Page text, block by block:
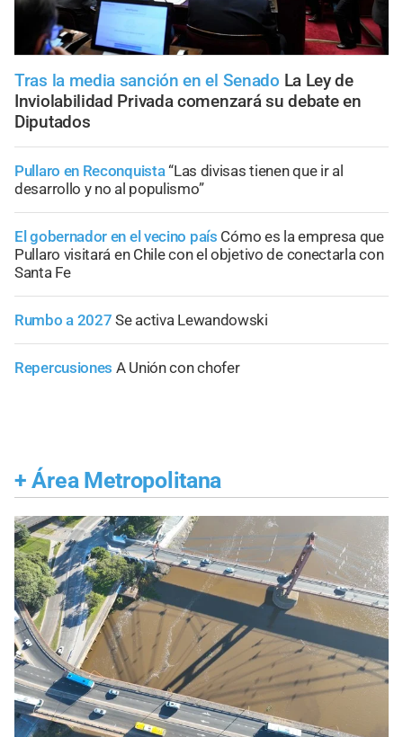
Tras la media sanción en el Senado La Ley de
Inviolabilidad Privada comenzará su debate en
Diputados
Pullaro en Reconquista“Las divisas tienen que ir al
desarrollo y no al populismo”
El gobernador en el vecino país Cómo es la empresa que
Pullaro visitará en Chile con el objetivo de conectarla con
Santa Fe
Rumbo a 2027 Se activa Lewandowski
Repercusiones A Unión con chofer
+ Área Metropolitana